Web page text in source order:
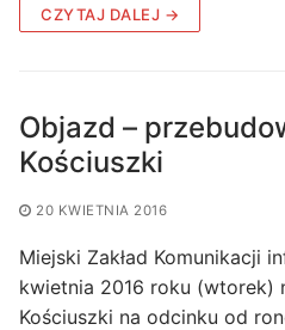
CZYTAJ DALEJ →
Objazd –
Kościuszki
20 KWIETNIA 2016
Miejski Zakład Komunikacji
kwietnia 2016 roku (wtorek)
Kościuszki na odcinku od